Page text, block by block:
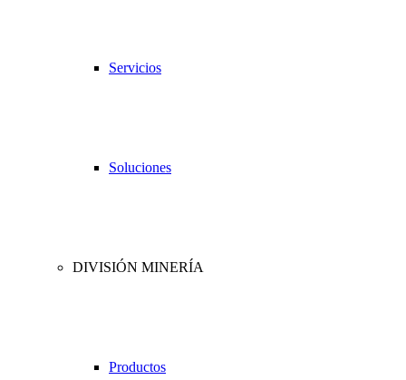
Servicios
Soluciones
DIVISIÓN MINERÍA
Productos